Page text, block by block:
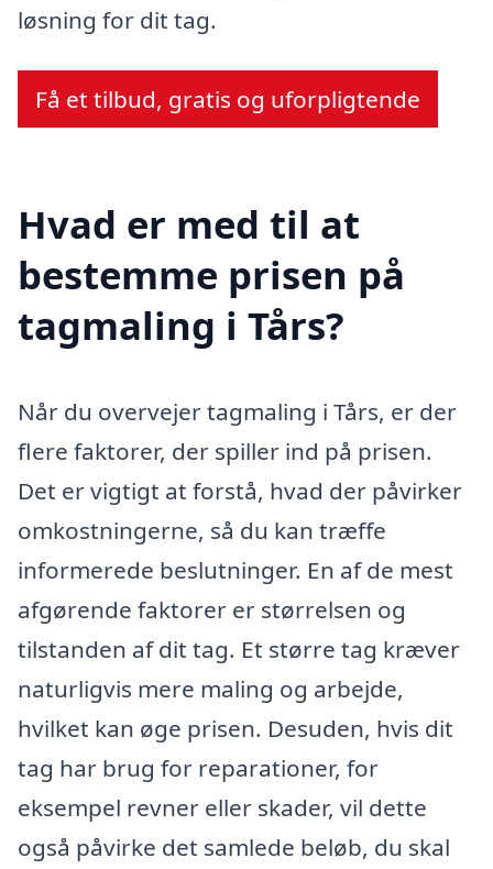
løsning for dit tag.
Få et tilbud, gratis og uforpligtende
Hvad er med til at
bestemme prisen på
tagmaling i Tårs?
Når du overvejer tagmaling i Tårs, er der
flere faktorer, der spiller ind på prisen.
Det er vigtigt at forstå, hvad der påvirker
omkostningerne, så du kan træffe
informerede beslutninger. En af de mest
afgørende faktorer er størrelsen og
tilstanden af dit tag. Et større tag kræver
naturligvis mere maling og arbejde,
hvilket kan øge prisen. Desuden, hvis dit
tag har brug for reparationer, for
eksempel revner eller skader, vil dette
også påvirke det samlede beløb, du skal